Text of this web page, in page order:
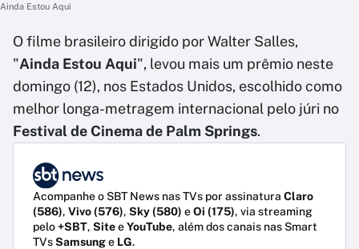
Ainda Estou Aqui
O filme brasileiro dirigido por Walter Salles,
"Ainda Estou Aqui", levou mais um prêmio neste
domingo (12), nos Estados Unidos, escolhido como
melhor longa-metragem internacional pelo júri no
Festival de Cinema de Palm Springs.
Acompanhe o SBT News nas TVs por assinatura Claro
(586), Vivo (576), Sky (580) eOi (175), via streaming
pelo+SBT, SiteeYouTube, além dos canais nas Smart
TVsSamsunge LG.